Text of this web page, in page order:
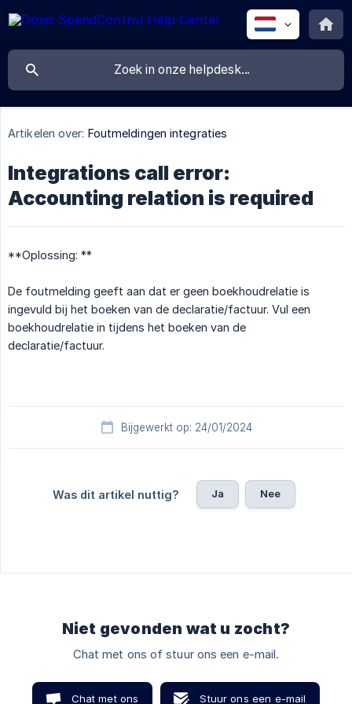
Artikelen over: Foutmeldingen integraties
Integrations call error:
Accounting relation is required
**Oplossing: **
De foutmelding geeft aan dat er geen boekhoudrelatie is
ingevuld bij het boeken van de declaratie/factuur. Vul een
boekhoudrelatie in tijdens het boeken van de
declaratie/factuur.
Bijgewerkt op: 24/01/2024
Was dit artikel nuttig? Ja Nee
Niet gevonden wat u zocht?
Chat met ons of stuur ons een e-mail.
Chat met ons Stuur ons een e-mail